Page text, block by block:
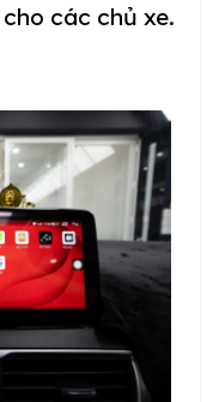
các chủ xe.